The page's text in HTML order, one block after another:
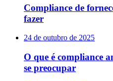
Compliance de
fazer
24 de outubro de 2025
O que é compliance
se preocupar